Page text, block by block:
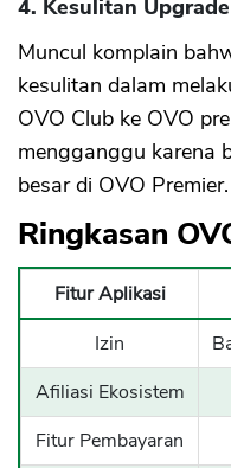
4. Kesulitan Upgrade
Muncul komplain
kesulitan dalam
OVO Club ke OVO
mengganggu karena
besar di OVO Premier.
Ringkasan
Fitur Aplikasi
Izin
Afiliasi Ekosistem
Fitur Pembayaran